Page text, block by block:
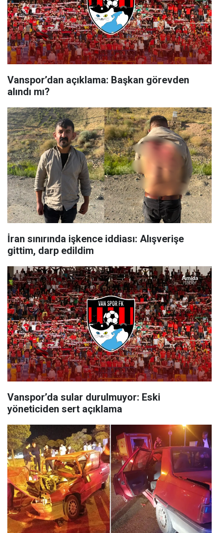
Vanspor’dan açıklama: Başkan görevden
alındı mı?
İran sınırında işkence iddiası: Alışverişe
gittim, darp edildim
Vanspor’da sular durulmuyor: Eski
yöneticiden sert açıklama